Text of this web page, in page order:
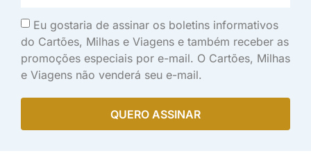
Eu gostaria de assinar os boletins informativos
do Cartões, Milhas e Viagens e também receber as
promoções especiais por e-mail. O Cartões, Milhas
e Viagens não venderá seu e-mail.
QUERO ASSINAR